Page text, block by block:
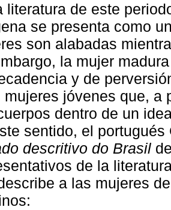
literatura de este
se presenta como
son alabadas
la mujer
y de
mujeres jóvenes que, a
dentro de un
sentido, el
descritivo do Brasil
de la
a las mujeres